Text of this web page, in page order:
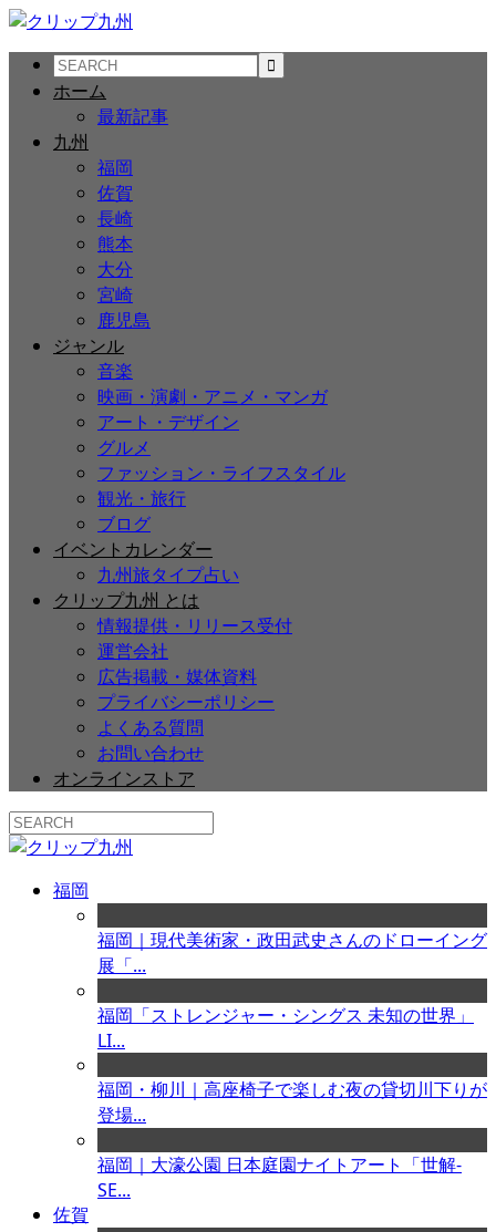
ホーム
最新記事
九州
福岡
佐賀
長崎
熊本
大分
宮崎
鹿児島
ジャンル
音楽
映画・演劇・アニメ・マンガ
アート・デザイン
グルメ
ファッション・ライフスタイル
観光・旅行
ブログ
イベントカレンダー
九州旅タイプ占い
クリップ九州 とは
情報提供・リリース受付
運営会社
広告掲載・媒体資料
プライバシーポリシー
よくある質問
お問い合わせ
オンラインストア
福岡
福岡｜現代美術家・政田武史さんのドローイング
展「...
福岡「ストレンジャー・シングス 未知の世界」
LI...
福岡・柳川｜高座椅子で楽しむ夜の貸切川下りが
登場...
福岡｜大濠公園 日本庭園ナイトアート「世解-
SE...
佐賀